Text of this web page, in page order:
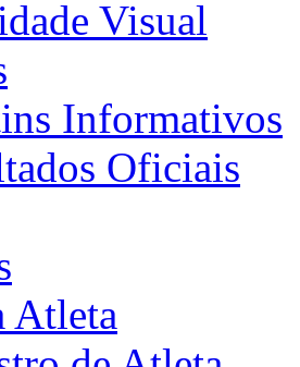
Visual
Informativos
Oficiais
Atleta